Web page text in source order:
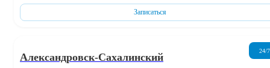
Записаться
Александровск-Сахалинский
24/7